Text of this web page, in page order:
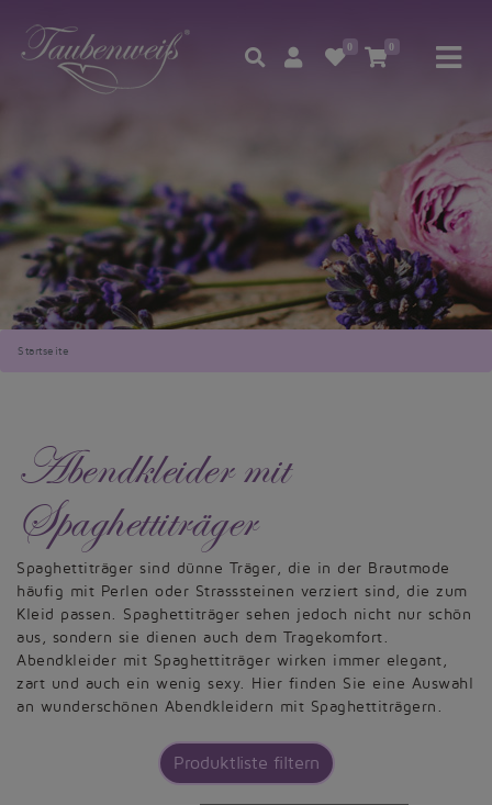
0 0
Startseite
Abendkleider mit
Spaghettiträger
Spaghettiträger sind dünne Träger, die in der Brautmode
häufig mit Perlen oder Strasssteinen verziert sind, die zum
Kleid passen. Spaghettiträger sehen jedoch nicht nur schön
aus, sondern sie dienen auch dem Tragekomfort.
Abendkleider mit Spaghettiträger wirken immer elegant,
zart und auch ein wenig sexy. Hier finden Sie eine Auswahl
an wunderschönen Abendkleidern mit Spaghettiträgern.
Produktliste filtern